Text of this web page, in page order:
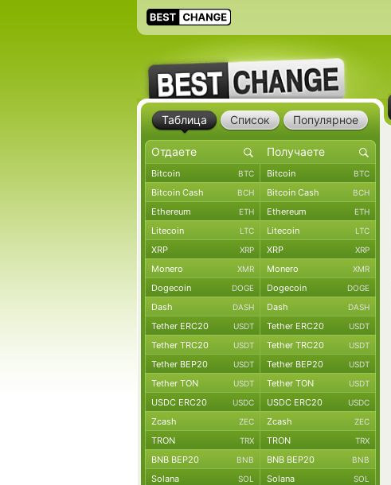
Таблица Список Популярное
Bitcoin BTC Bitcoin BTC
Bitcoin Cash BCH Bitcoin Cash BCH
Ethereum ETH Ethereum ETH
Litecoin LTC Litecoin LTC
XRP XRP XRP XRP
Monero XMR Monero XMR
Dogecoin DOGE Dogecoin DOGE
Dash DASH Dash DASH
Tether ERC20 USDT Tether ERC20 USDT
Tether TRC20 USDT Tether TRC20 USDT
Tether BEP20 USDT Tether BEP20 USDT
Tether TON USDT Tether TON USDT
USDC ERC20 USDC USDC ERC20 USDC
Zcash ZEC Zcash ZEC
TRON TRX TRON TRX
BNB BEP20 BNB BNB BEP20 BNB
Solana SOL Solana SOL